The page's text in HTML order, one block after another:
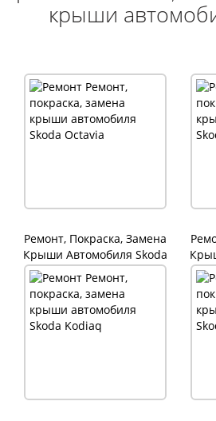
крыши
Ремонт, Покраска, Замена
Крыши Автомобиля Skoda
Octavia